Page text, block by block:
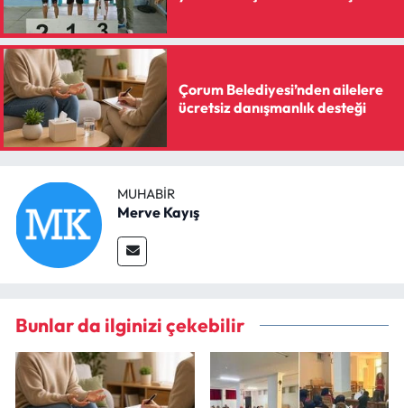
Çorum Belediyesi’nden ailelere
ücretsiz danışmanlık desteği
MUHABIR
Merve Kayış
Bunlar da ilginizi çekebilir